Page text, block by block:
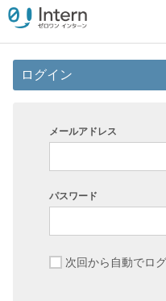
ログイン
メールアドレス
パスワード
次回から自動でロ